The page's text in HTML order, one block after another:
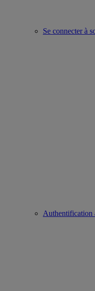
Se connecter à
Authentification